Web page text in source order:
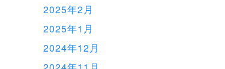
2025年2月
2025年1月
2024年12月